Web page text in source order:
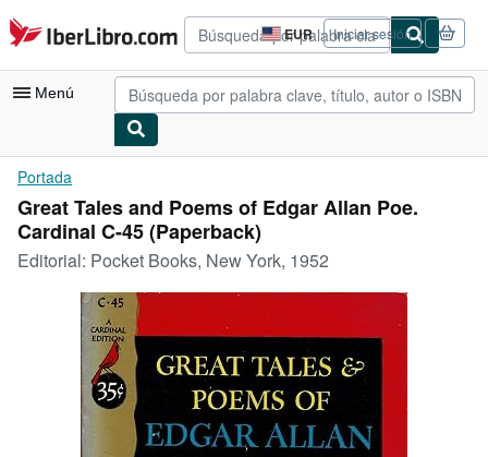
Pasar al contenido principal
IberLibro.com EUR
Preferencias
de
compra
del
Iniciar sesión
Menú
Mi cuenta
Consultar mis pedidos
Búsqueda avanzada
Colecciones
Libros antiguos
Arte y coleccionismo
Vendedores
Comenzar a vender
Portada
Great Tales and Poems of Edgar Allan Poe.
Cardinal C-45 (Paperback)
Editorial: Pocket Books, New York, 1952